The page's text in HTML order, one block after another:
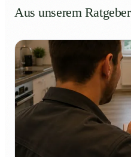
Aus unserem Ratgeber